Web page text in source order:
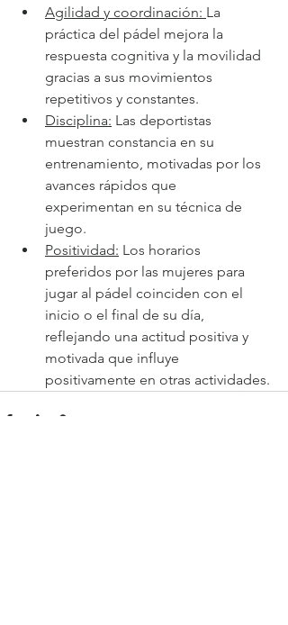
Agilidad y coordinación: La
práctica del pádel mejora la
respuesta cognitiva y la movilidad
gracias a sus movimientos
repetitivos y constantes.
Disciplina: Las deportistas
muestran constancia en su
entrenamiento, motivadas por los
avances rápidos que
experimentan en su técnica de
juego.
Positividad: Los horarios
preferidos por las mujeres para
jugar al pádel coinciden con el
inicio o el final de su día,
reflejando una actitud positiva y
motivada que influye
positivamente en otras actividades.